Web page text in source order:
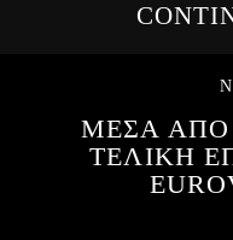
ΜΕΣΑ ΑΠΟ
ΤΕΛΙΚΗ